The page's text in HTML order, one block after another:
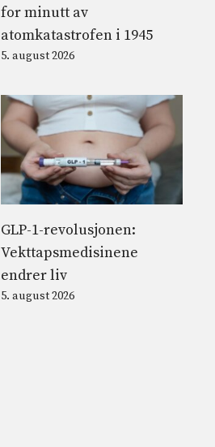
for minutt av
atomkatastrofen i 1945
5. august 2026
GLP-1-revolusjonen:
Vekttapsmedisinene
endrer liv
5. august 2026